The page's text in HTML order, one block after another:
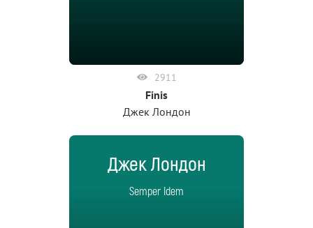
2911
Finis
Джек Лондон
Джек Лондон
Semper Idem